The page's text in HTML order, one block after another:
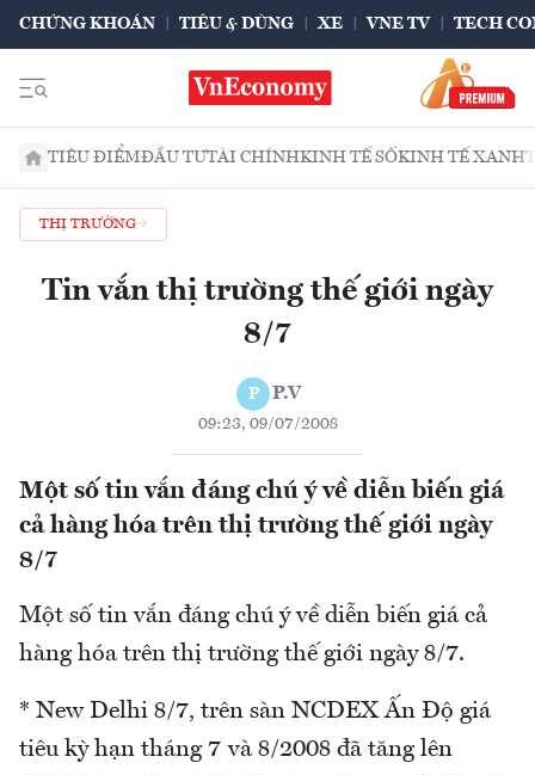
CHỨNG KHOÁN TIÊU & DÙNG XE VNE TV TECH
TIÊU ĐIỂMĐẦU TƯTÀI CHÍNHKINH TẾ SỐKINH TẾ XANH
THỊ TRƯỜNG
Tin vắn thị trường thế giới ngày
8/7
P P.V
09:23, 09/07/2008
Một số tin vắn đáng chú ý về diễn biến giá
cả hàng hóa trên thị trường thế giới ngày
8/7
Một số tin vắn đáng chú ý về diễn biến giá cả
hàng hóa trên thị trường thế giới ngày 8/7.
* New Delhi 8/7, trên sàn NCDEX Ấn Độ giá
tiêu kỳ hạn tháng 7 và 8/2008 đã tăng lên